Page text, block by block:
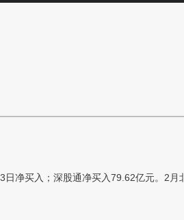
买入；深股通净买入79.62亿元。2月